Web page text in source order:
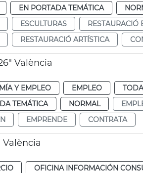
EN PORTADA TEMÁTICA
ESCULTURAS
RESTAURACIÓ
RESTAURACIÓ ARTÍSTICA
València
Y EMPLEO EMPLEO
TEMÁTICA NORMAL
EMPRENDE CONTRATA
València
OFICINA INFORMACIÓN